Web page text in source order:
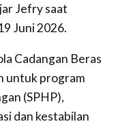
Jefry saat
Juni 2026.
Cadangan Beras
untuk program
(SPHP),
dan kestabilan